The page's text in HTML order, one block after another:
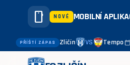
smartphone NOVÉ MOBILNÍ
PŘÍŠTÍ ZÁPAS Zličín VS Tempocalendar_today